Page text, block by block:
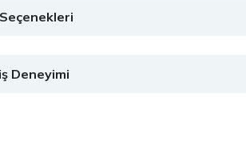
Deneyimi